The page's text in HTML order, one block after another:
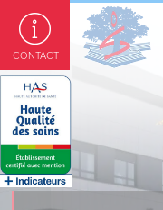
CONTACT
Panneau de gestion des